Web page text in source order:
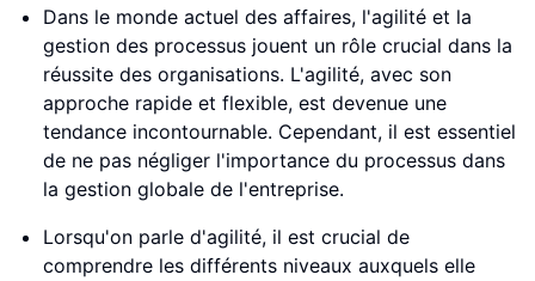
Dans le monde actuel des affaires, l'agilité et la
gestion des processus jouent un rôle crucial dans la
réussite des organisations. L'agilité, avec son
approche rapide et flexible, est devenue une
tendance incontournable. Cependant, il est essentiel
de ne pas négliger l'importance du processus dans
la gestion globale de l'entreprise.
Lorsqu'on parle d'agilité, il est crucial de
comprendre les différents niveaux auxquels elle